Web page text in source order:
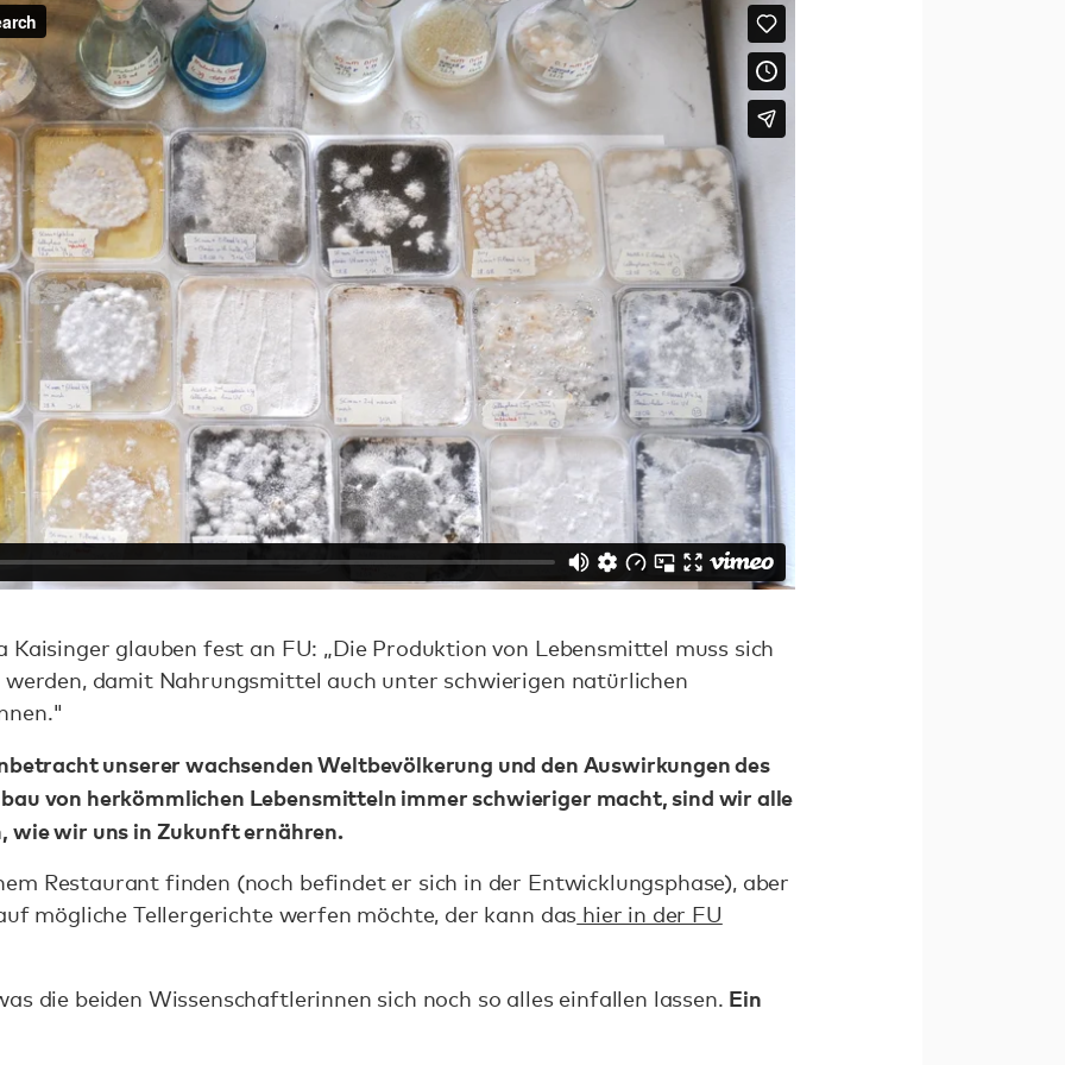
glauben fest an FU: „Die Produktion von Lebensmittel muss sich
damit Nahrungsmittel auch unter schwierigen natürlichen
unserer wachsenden Weltbevölkerung und den Auswirkungen des
von herkömmlichen Lebensmitteln immer schwieriger macht, sind wir alle
wie wir uns in Zukunft ernähren.
Restaurant finden (noch befindet er sich in der Entwicklungsphase), aber
mögliche Tellergerichte werfen möchte, der kann das hier in der FU
die beiden Wissenschaftlerinnen sich noch so alles einfallen lassen. Ein